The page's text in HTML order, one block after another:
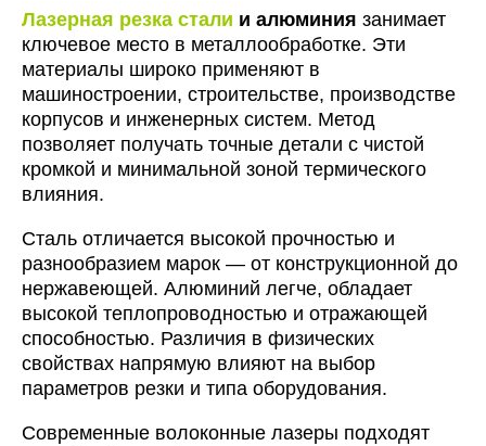
Лазерная резка стали и алюминия занимает
ключевое место в металлообработке. Эти
материалы широко применяют в
машиностроении, строительстве, производстве
корпусов и инженерных систем. Метод
позволяет получать точные детали с чистой
кромкой и минимальной зоной термического
влияния.
Сталь отличается высокой прочностью и
разнообразием марок — от конструкционной до
нержавеющей. Алюминий легче, обладает
высокой теплопроводностью и отражающей
способностью. Различия в физических
свойствах напрямую влияют на выбор
параметров резки и типа оборудования.
Современные волоконные лазеры подходят